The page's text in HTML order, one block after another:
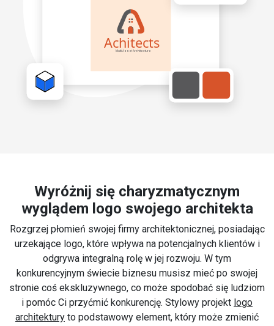
Wyróżnij się charyzmatycznym
wyglądem logo swojego architekta
Rozgrzej płomień swojej firmy architektonicznej, posiadając
urzekające logo, które wpływa na potencjalnych klientów i
odgrywa integralną rolę w jej rozwoju. W tym
konkurencyjnym świecie biznesu musisz mieć po swojej
stronie coś ekskluzywnego, co może spodobać się ludziom
i pomóc Ci przyćmić konkurencję. Stylowy projekt logo
architektury to podstawowy element, który może zmienić